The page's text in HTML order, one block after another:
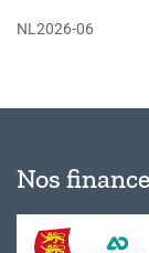
NL2026-06
Nos